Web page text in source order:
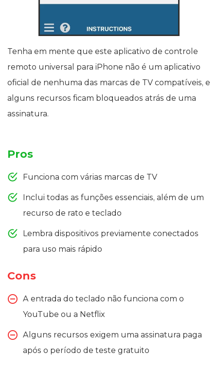
Tenha em mente que este aplicativo de controle
remoto universal para iPhone não é um aplicativo
oficial de nenhuma das marcas de TV compatíveis, e
alguns recursos ficam bloqueados atrás de uma
assinatura.
Pros
Funciona com várias marcas de TV
Inclui todas as funções essenciais, além de um
recurso de rato e teclado
Lembra dispositivos previamente conectados
para uso mais rápido
Cons
A entrada do teclado não funciona com o
YouTube ou a Netflix
Alguns recursos exigem uma assinatura paga
após o período de teste gratuito